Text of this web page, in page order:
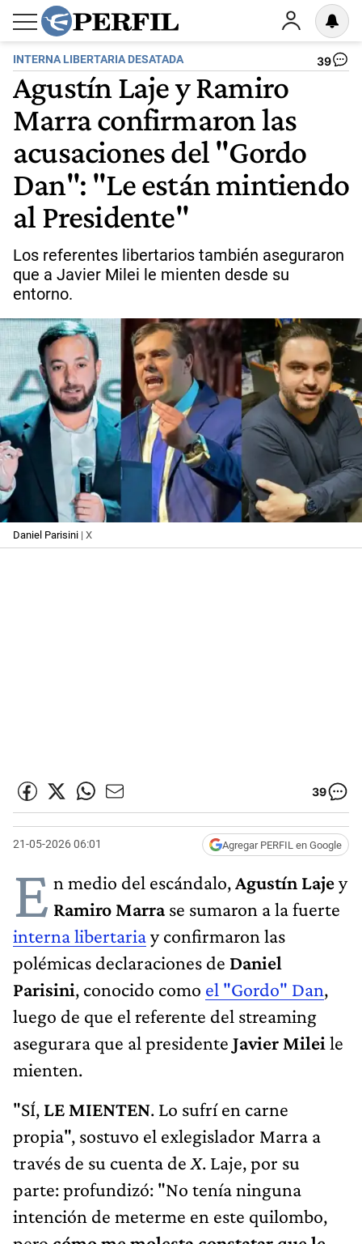
INTERNA LIBERTARIA DESATADA 39
Agustín Laje y Ramiro
Marra confirmaron las
acusaciones del "Gordo
Dan": "Le están mintiendo
al Presidente"
Los referentes libertarios también aseguraron
que a Javier Milei le mienten desde su
entorno.
Daniel Parisini | X
39
21-05-2026 06:01 Agregar PERFIL en Google
E n medio del escándalo,Agustín Lajey
Ramiro Marrase sumaron a la fuerte
interna libertariay confirmaron las
polémicas declaraciones de Daniel
Parisini, conocido como el "Gordo" Dan,
luego de que el referente del streaming
asegurara que al presidente Javier Milei le
mienten.
"SÍ, LE MIENTEN. Lo sufrí en carne
propia", sostuvo el exlegislador Marra a
través de su cuenta de X. Laje, por su
parte: profundizó: "No tenía ninguna
intención de meterme en este quilombo,